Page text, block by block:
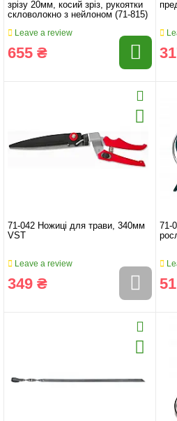
зрізу 20мм, косий зріз, рукоятки
скловолокно з нейлоном (71-815)
Leave a review
655 ₴
71-042 Ножиці для трави, 340мм
VST
Leave a review
349 ₴
71-